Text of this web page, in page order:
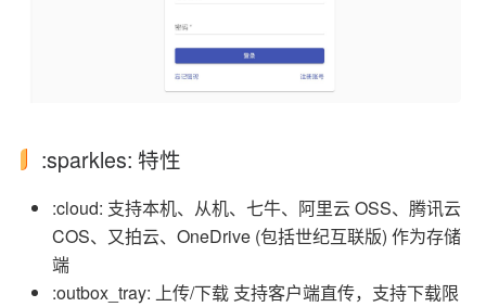
:sparkles: 特性
:cloud: 支持本机、从机、七牛、阿里云 OSS、腾讯云
COS、又拍云、OneDrive (包括世纪互联版) 作为存储
端
:outbox_tray: 上传/下载 支持客户端直传，支持下载限